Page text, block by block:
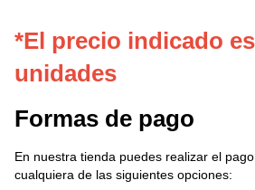
*El precio indicado
unidades
Formas de pago
En nuestra tienda puedes realizar el
cualquiera de las siguientes opciones: